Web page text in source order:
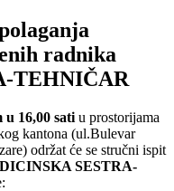
radnika
TEHNIČAR
u 16,00 sati u prostorijama
kantona (ul.Bulevar
održat će se stručni ispit
SESTRA-